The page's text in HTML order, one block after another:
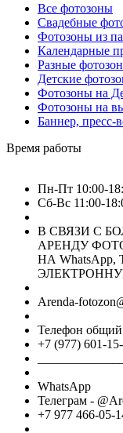
Все фотозоны
Свадебные
Фотозоны из
Календарные
Разные
Детские
Фотозоны на
Фотозоны на
Баннер, пресс-
Время работы
Пн-Пт 10:00-
Сб-Вс 11:00-
В СВЯЗИ С
АРЕНДУ
НА WhatsApp,
Arenda-
Телефон общий
+7 (977) 601-
WhatsApp
Телеграм -
+7 977 466-05-